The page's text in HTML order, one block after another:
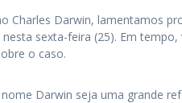
Charles Darwin, lamentamos
sexta-feira (25). Em
o caso.
Darwin seja uma grande